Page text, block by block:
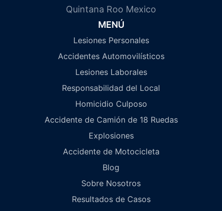
Quintana Roo Mexico
MENÚ
Lesiones Personales
Accidentes Automovilísticos
Lesiones Laborales
Responsabilidad del Local
Homicidio Culposo
Accidente de Camión de 18 Ruedas
Explosiones
Accidente de Motocicleta
Blog
Sobre Nosotros
Resultados de Casos